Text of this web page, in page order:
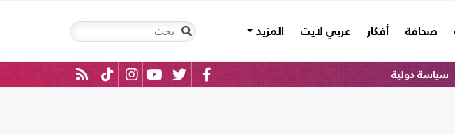
صحافة أفكار عربي لايت المزيد
سياسة دولية